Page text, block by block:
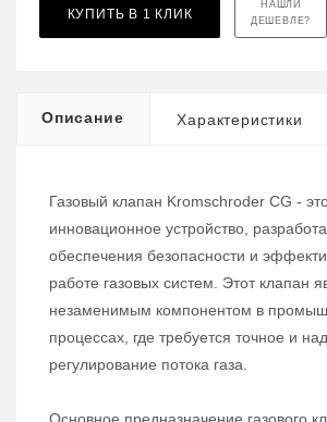
КУПИТЬ В 1 КЛИК
НАШЛИ
ДЕШЕВЛЕ?
Описание Характеристики
Газовый клапан Kromschroder CG -
инновационное устройство,
обеспечения безопасности и
работе газовых систем. Этот клапан
незаменимым компонентом в
процессах, где требуется точное и
регулирование потока газа.